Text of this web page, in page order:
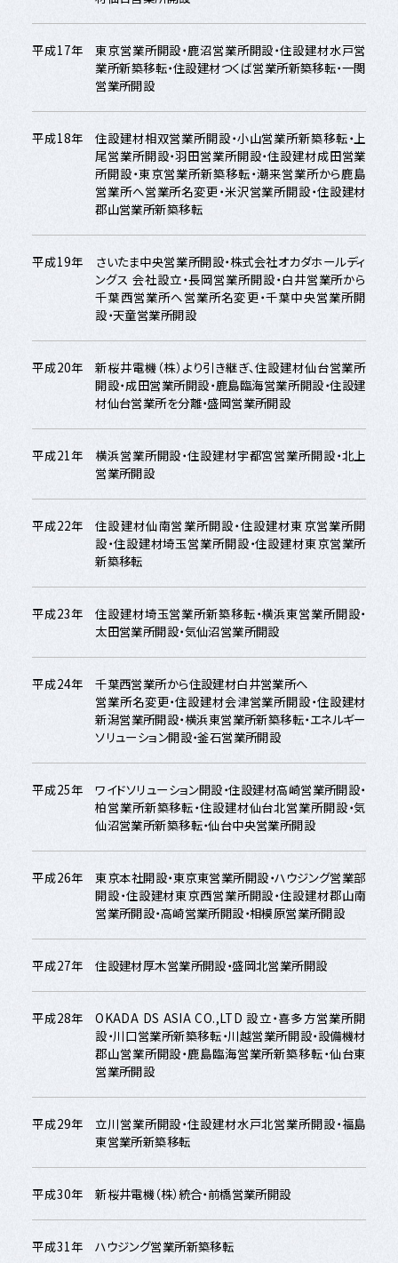
平成17年
東京営業所開設・鹿沼営業所開設・住設建材水戸営
業所新築移転・住設建材つくば営業所新築移転・一関
営業所開設
平成18年
住設建材相双営業所開設・小山営業所新築移転・上
尾営業所開設・羽田営業所開設・住設建材成田営業
所開設・東京営業所新築移転・潮来営業所から鹿島
営業所へ営業所名変更・米沢営業所開設・住設建材
郡山営業所新築移転
平成19年
さいたま中央営業所開設・株式会社オカダホールディ
ングス 会社設立・長岡営業所開設・白井営業所から
千葉西営業所へ営業所名変更・千葉中央営業所開
設・天童営業所開設
平成20年
新桜井電機（株）より引き継ぎ、住設建材仙台営業所
開設・成田営業所開設・鹿島臨海営業所開設・住設建
材仙台営業所を分離・盛岡営業所開設
平成21年
横浜営業所開設・住設建材宇都宮営業所開設・北上
営業所開設
平成22年
住設建材仙南営業所開設・住設建材東京営業所開
設・住設建材埼玉営業所開設・住設建材東京営業所
新築移転
平成23年
住設建材埼玉営業所新築移転・横浜東営業所開設・
太田営業所開設・気仙沼営業所開設
平成24年
千葉西営業所から住設建材白井営業所へ
営業所名変更・住設建材会津営業所開設・住設建材
新潟営業所開設・横浜東営業所新築移転・エネルギー
ソリューション開設・釜石営業所開設
平成25年
ワイドソリューション開設・住設建材高崎営業所開設・
柏営業所新築移転・住設建材仙台北営業所開設・気
仙沼営業所新築移転・仙台中央営業所開設
平成26年
東京本社開設・東京東営業所開設・ハウジング営業部
開設・住設建材東京西営業所開設・住設建材郡山南
営業所開設・高崎営業所開設・相模原営業所開設
平成27年 住設建材厚木営業所開設・盛岡北営業所開設
平成28年
OKADA DS ASIA CO.,LTD 設立・喜多方営業所開
設・川口営業所新築移転・川越営業所開設・設備機材
郡山営業所開設・鹿島臨海営業所新築移転・仙台東
営業所開設
平成29年
立川営業所開設・住設建材水戸北営業所開設・福島
東営業所新築移転
平成30年 新桜井電機（株）統合・前橋営業所開設
平成31年 ハウジング営業所新築移転